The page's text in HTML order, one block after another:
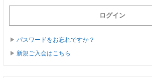
パスワードをお忘れですか？
新規ご入会はこちら